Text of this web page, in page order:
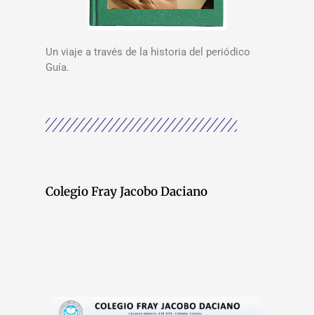
Un viaje a través de la historia del periódico
Guía.
Colegio Fray Jacobo Daciano